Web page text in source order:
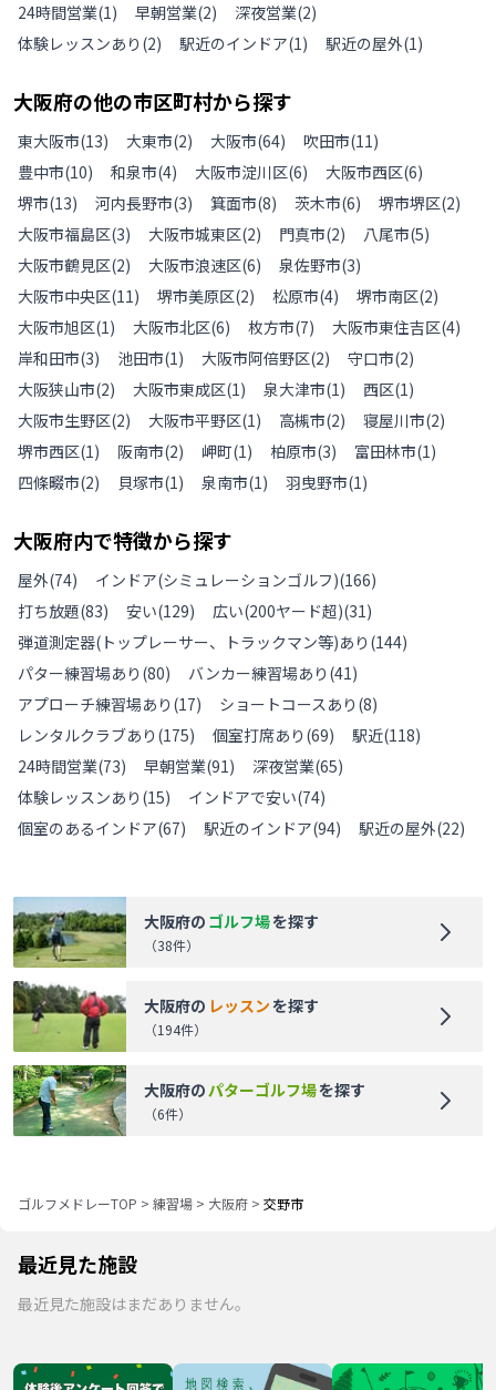
24時間営業(1) 早朝営業(2) 深夜営業(2)
体験レッスンあり (2) 駅近のインドア(1) 駅近の屋外(1)
大阪府の他の市区町村から探す
東大阪市(13) 大東市(2) 大阪市(64) 吹田市(11)
豊中市(10) 和泉市(4) 大阪市淀川区(6) 大阪市西区(6)
堺市(13) 河内長野市(3) 箕面市(8) 茨木市(6) 堺市堺区(2)
大阪市福島区(3) 大阪市城東区(2) 門真市(2) 八尾市(5)
大阪市鶴見区(2) 大阪市浪速区(6) 泉佐野市(3)
大阪市中央区(11) 堺市美原区(2) 松原市(4) 堺市南区(2)
大阪市旭区(1) 大阪市北区(6) 枚方市(7) 大阪市東住吉区(4)
岸和田市(3) 池田市(1) 大阪市阿倍野区(2) 守口市(2)
大阪狭山市(2) 大阪市東成区(1) 泉大津市(1) 西区(1)
大阪市生野区(2) 大阪市平野区(1) 高槻市(2) 寝屋川市(2)
堺市西区(1) 阪南市(2) 岬町(1) 柏原市(3) 富田林市(1)
四條畷市(2) 貝塚市(1) 泉南市(1) 羽曳野市(1)
大阪府内で特徴から探す
屋外(74) インドア(シミュレーションゴルフ)(166)
打ち放題(83) 安い(129) 広い(200ヤード超)(31)
弾道測定器(トップレーサー、トラックマン等)あり (144)
パター練習場あり (80) バンカー練習場あり (41)
アプローチ練習場あり (17) ショートコースあり (8)
レンタルクラブあり (175) 個室打席あり (69) 駅近(118)
24時間営業(73) 早朝営業(91) 深夜営業(65)
体験レッスンあり (15) インドアで安い(74)
個室のあるインドア(67) 駅近のインドア(94) 駅近の屋外(22)
大阪府の ゴルフ場を探す
（38件）
大阪府の レッスンを探す
（194件）
大阪府のパターゴルフ場を探す
（6件）
ゴルフメドレーTOP > 練習場 > 大阪府 > 交野市
最近見た施設
最近見た施設はまだありません。